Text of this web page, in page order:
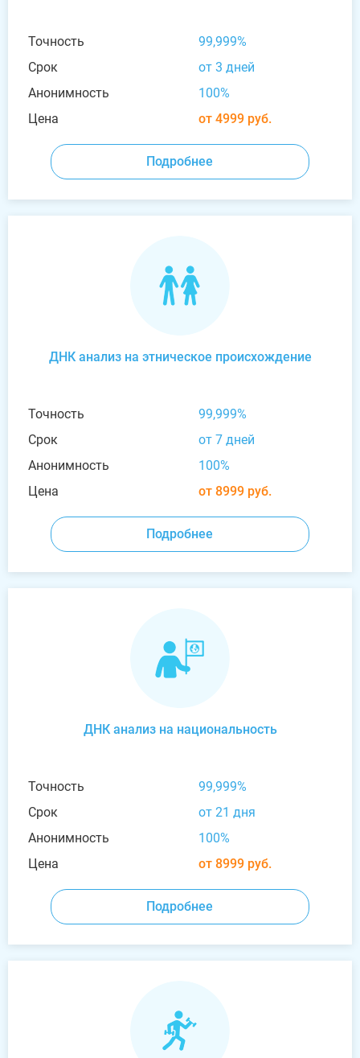
Точность
99,999%
Срок
от 3 дней
Анонимность
100%
Цена
от 4999 руб.
Подробнее
ДНК анализ на этническое происхождение
Точность
99,999%
Срок
от 7 дней
Анонимность
100%
Цена
от 8999 руб.
Подробнее
ДНК анализ на национальность
Точность
99,999%
Срок
от 21 дня
Анонимность
100%
Цена
от 8999 руб.
Подробнее